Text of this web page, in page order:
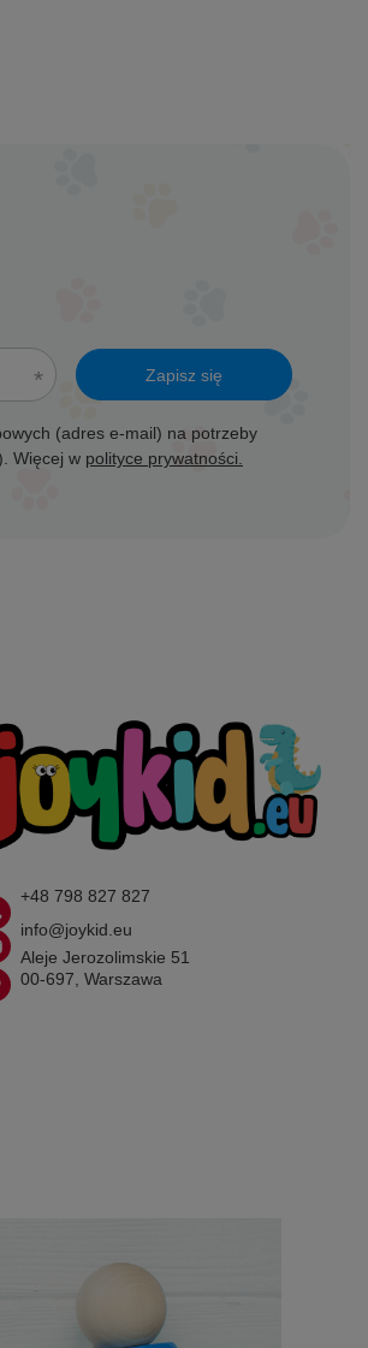
(adres e-mail) na potrzeby
Więcej w polityce prywatności.
Zapisz się
+48 798 827 827
info@joykid.eu
Aleje Jerozolimskie 51
00-697, Warszawa